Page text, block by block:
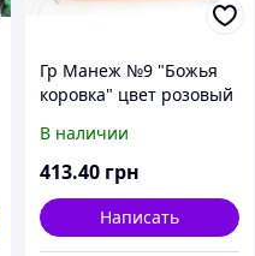
Гр Манеж №9 "Божья
коровка" цвет розовый
мягкое дно, крупная
сетка
В наличии
413.40 грн
Написать